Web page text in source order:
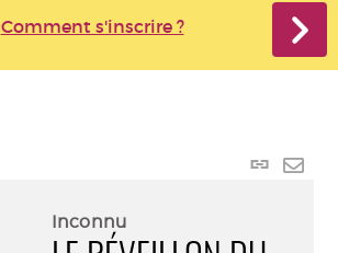
Comment s'inscrire ?
Lien
Inconnu